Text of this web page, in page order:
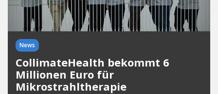
News
CollimateHealth bekommt 6
Millionen Euro für
Mikrostrahltherapie